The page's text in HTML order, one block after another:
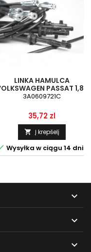
LINKA HAMULCA
PASSAT 1,8-
2-2,8 93R...
3A0609721C
Kaina
35,72 zl
 Į krepšelį
Wysyłka w ciągu 14 dni


